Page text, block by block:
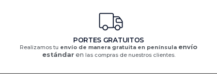
PORTES GRATUITOS
Realizamos tu envío de manera gratuita en península envío
estándaren las compras de nuestros clientes.